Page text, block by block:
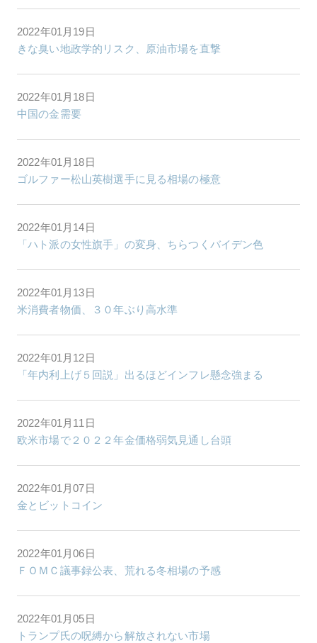
2022年01月19日
きな臭い地政学的リスク、原油市場を直撃
2022年01月18日
中国の金需要
2022年01月18日
ゴルファー松山英樹選手に見る相場の極意
2022年01月14日
「ハト派の女性旗手」の変身、ちらつくバイデン色
2022年01月13日
米消費者物価、３０年ぶり高水準
2022年01月12日
「年内利上げ５回説」出るほどインフレ懸念強まる
2022年01月11日
欧米市場で２０２２年金価格弱気見通し台頭
2022年01月07日
金とビットコイン
2022年01月06日
ＦＯＭＣ議事録公表、荒れる冬相場の予感
2022年01月05日
トランプ氏の呪縛から解放されない市場